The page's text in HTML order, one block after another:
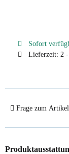
Sofort
Lieferzeit: 2
Frage zum Artikel